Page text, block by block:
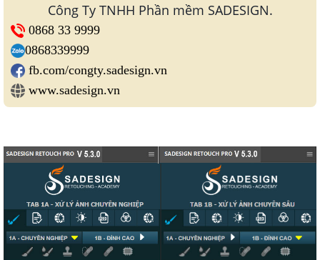
Công Ty TNHH Phần mềm SADESIGN.
0868 33 9999
0868339999
fb.com/congty.sadesign.vn
www.sadesign.vn